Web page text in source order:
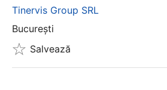
Tinervis Group SRL
București
Salvează